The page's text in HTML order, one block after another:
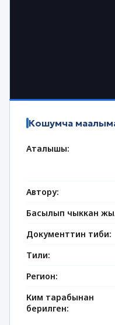
Кошумча
Аталышы:
Автору:
Басылып чыккан
Документтин тиби:
Тили:
Регион:
Ким тарабынан
берилген: